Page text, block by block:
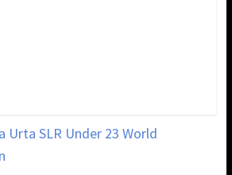
Urta SLR Under 23 World